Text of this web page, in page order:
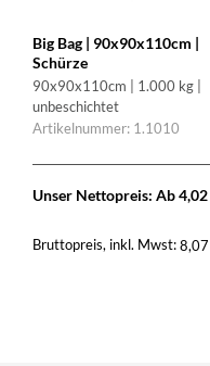
Big Bag | 90x90x110cm |
Schürze
90x90x110cm | 1.000 kg |
unbeschichtet
Artikelnummer: 1.1010
Unser Nettopreis: Ab4,02
Bruttopreis, inkl. Mwst: 8,07